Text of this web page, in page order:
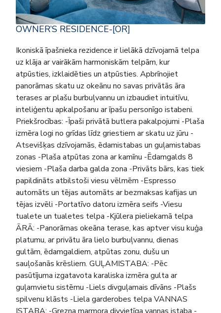
OWNER’S RESIDENCE-[OR]
Ikoniskā īpašnieka rezidence ir lielākā dzīvojamā telpa
uz klāja ar vairākām harmoniskām telpām, kur
atpūsties, izklaidēties un atpūsties. Apbrīnojiet
panorāmas skatu uz okeānu no savas privātās āra
terases ar plašu burbuļvannu un izbaudiet intuitīvu,
inteliģentu apkalpošanu ar īpašu personīgo istabeni.
Priekšrocības: -Īpaši privātā butlera pakalpojumi -Plaša
izmēra logi no grīdas līdz griestiem ar skatu uz jūru -
Atsevišķas dzīvojamās, ēdamistabas un guļamistabas
zonas -Plaša atpūtas zona ar kamīnu -Ēdamgalds 8
viesiem -Plaša darba galda zona -Privāts bārs, kas tiek
papildināts atbilstoši viesu vēlmēm -Espresso
automāts un tējas automāts ar bezmaksas kafijas un
tējas izvēli -Portatīvo datoru izmēra seifs -Viesu
tualete un tualetes telpa -Kjūlera pieliekamā telpa
ĀRĀ: -Panorāmas okeāna terase, kas aptver visu kuģa
platumu, ar privātu āra lielo burbuļvannu, dienas
gultām, ēdamgaldiem, atpūtas zonu, dušu un
sauļošanās krēsliem. GUĻAMISTABA: -Pēc
pasūtījuma izgatavota karaliska izmēra gulta ar
guļamvietu sistēmu -Liels divguļamais dīvāns -Plašs
spilvenu klāsts -Liela garderobes telpa VANNAS